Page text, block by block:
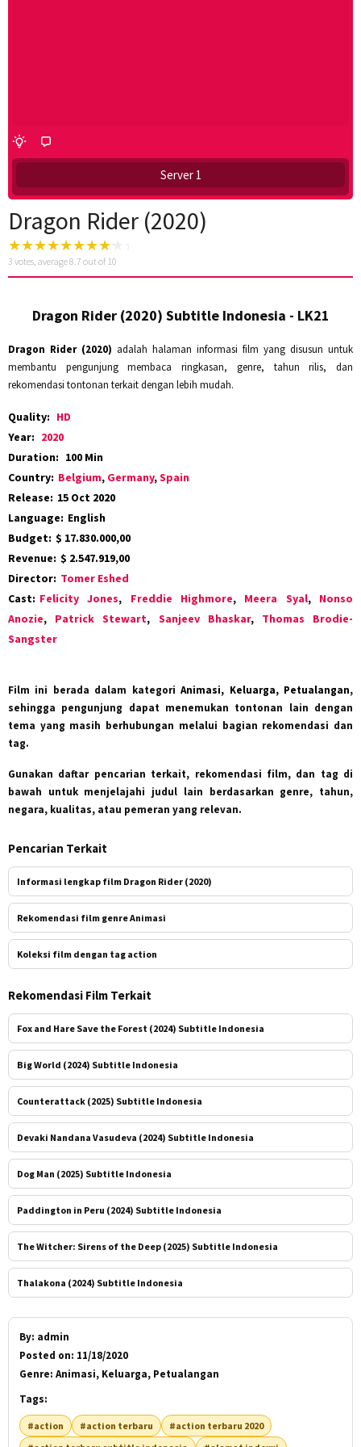
Server 1
Dragon Rider (2020)
3 votes, average8.7 out of 10
Dragon Rider (2020) Subtitle Indonesia - LK21
Dragon Rider (2020) adalah halaman informasi film yang disusun untuk
membantu pengunjung membaca ringkasan, genre, tahun rilis, dan
rekomendasi tontonan terkait dengan lebih mudah.
Quality: HD
Year: 2020
Duration: 100 Min
Country: Belgium, Germany,Spain
Release: 15 Oct 2020
Language: English
Budget: $ 17.830.000,00
Revenue: $ 2.547.919,00
Director: Tomer Eshed
Cast: Felicity Jones, Freddie Highmore, Meera Syal, Nonso
Anozie, Patrick Stewart, Sanjeev Bhaskar, Thomas Brodie-
Sangster
Film ini berada dalam kategoriAnimasi, Keluarga, Petualangan,
sehingga pengunjung dapat menemukan tontonan lain dengan
tema yang masih berhubungan melalui bagian rekomendasi dan
tag.
Gunakan daftar pencarian terkait, rekomendasi film, dan tag di
bawah untuk menjelajahi judul lain berdasarkan genre, tahun,
negara, kualitas, atau pemeran yang relevan.
Pencarian Terkait
Informasi lengkap film Dragon Rider (2020)
Rekomendasi film genre Animasi
Koleksi film dengan tag action
Rekomendasi Film Terkait
Fox and Hare Save the Forest (2024) Subtitle Indonesia
Big World (2024) Subtitle Indonesia
Counterattack (2025) Subtitle Indonesia
Devaki Nandana Vasudeva (2024) Subtitle Indonesia
Dog Man (2025) Subtitle Indonesia
Paddington in Peru (2024) Subtitle Indonesia
The Witcher: Sirens of the Deep (2025) Subtitle Indonesia
Thalakona (2024) Subtitle Indonesia
By: admin
Posted on: 11/18/2020
Genre: Animasi, Keluarga, Petualangan
Tags:
#action #action terbaru
#action terbaru 2020